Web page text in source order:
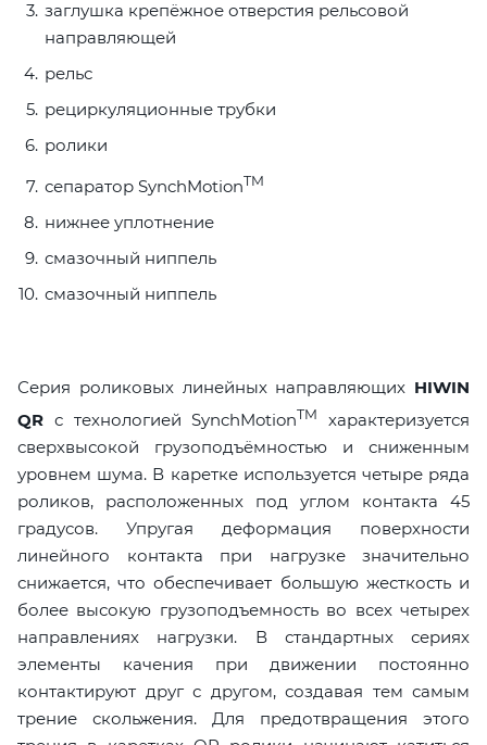
заглушка крепёжное отверстия рельсовой
направляющей
рельс
рециркуляционные трубки
ролики
сепаратор SynchMotionTM
нижнее уплотнение
смазочный ниппель
смазочный ниппель
Серия роликовых линейных направляющих HIWIN
QR с технологией SynchMotionTM
характеризуется
сверхвысокой грузоподъёмностью и сниженным
уровнем шума. В каретке используется четыре ряда
роликов, расположенных под углом контакта 45
градусов. Упругая деформация поверхности
линейного контакта при нагрузке значительно
снижается, что обеспечивает большую жесткость и
более высокую грузоподъемность во всех четырех
направлениях нагрузки. В стандартных сериях
элементы качения при движении постоянно
контактируют друг с другом, создавая тем самым
трение скольжения. Для предотвращения этого